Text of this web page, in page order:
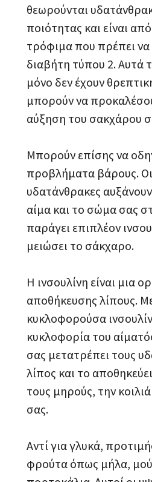
θεωρούνται
ποιότητας και είναι
τρόφιμα που πρέπει
διαβήτη τύπου 2. Αυτά
μόνο δεν έχουν
μπορούν να
αύξηση του σακχάρου
Μπορούν επίσης να
προβλήματα βάρους. Οι
υδατάνθρακες
αίμα και το σώμα σας
παράγει επιπλέον
μειώσει το σάκχαρο.
Η ινσουλίνη είναι μια
αποθήκευσης λίπους.
κυκλοφορούσα
κυκλοφορία του
σας μετατρέπει τους
λίπος και το
τους μηρούς, την
σας.
Αντί για γλυκά,
φρούτα όπως μήλα,